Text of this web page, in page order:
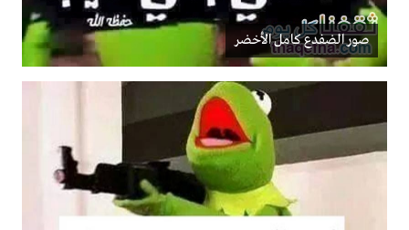
صور الضفدع كامل الأخضر